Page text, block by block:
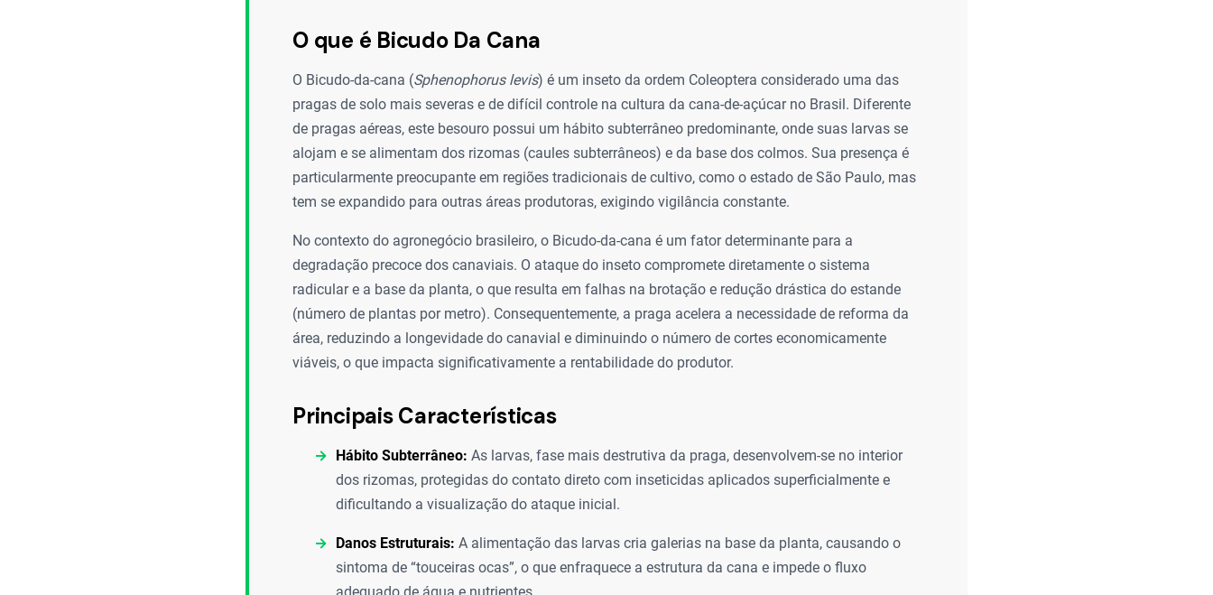
O que é Bicudo Da Cana
O Bicudo-da-cana (Sphenophorus levis) é um inseto da ordem Coleoptera considerado uma das
pragas de solo mais severas e de difícil controle na cultura da cana-de-açúcar no Brasil. Diferente
de pragas aéreas, este besouro possui um hábito subterrâneo predominante, onde suas larvas se
alojam e se alimentam dos rizomas (caules subterrâneos) e da base dos colmos. Sua presença é
particularmente preocupante em regiões tradicionais de cultivo, como o estado de São Paulo, mas
tem se expandido para outras áreas produtoras, exigindo vigilância constante.
No contexto do agronegócio brasileiro, o Bicudo-da-cana é um fator determinante para a
degradação precoce dos canaviais. O ataque do inseto compromete diretamente o sistema
radicular e a base da planta, o que resulta em falhas na brotação e redução drástica do estande
(número de plantas por metro). Consequentemente, a praga acelera a necessidade de reforma da
área, reduzindo a longevidade do canavial e diminuindo o número de cortes economicamente
viáveis, o que impacta significativamente a rentabilidade do produtor.
Principais Características
Hábito Subterrâneo: As larvas, fase mais destrutiva da praga, desenvolvem-se no interior
dos rizomas, protegidas do contato direto com inseticidas aplicados superficialmente e
dificultando a visualização do ataque inicial.
Danos Estruturais: A alimentação das larvas cria galerias na base da planta, causando o
sintoma de “touceiras ocas”, o que enfraquece a estrutura da cana e impede o fluxo